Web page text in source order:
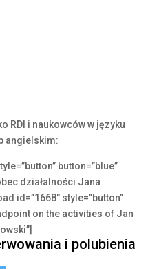
RDI i naukowców w języku
angielskim:
button=”blue”
działalności Jana
id=”1668″ style=”button”
on the activities of Jan
i polubienia